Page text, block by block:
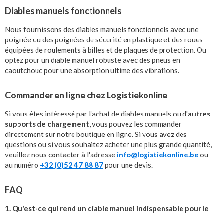
Diables manuels fonctionnels
Nous fournissons des diables manuels fonctionnels avec une
poignée ou des poignées de sécurité en plastique et des roues
équipées de roulements à billes et de plaques de protection. Ou
optez pour un diable manuel robuste avec des pneus en
caoutchouc pour une absorption ultime des vibrations.
Commander en ligne chez Logistiekonline
Si vous êtes intéressé par l'achat de diables manuels ou d'autres
supports de chargement , vous pouvez les commander
directement sur notre boutique en ligne. Si vous avez des
questions ou si vous souhaitez acheter une plus grande quantité,
veuillez nous contacter à l'adresse info@logistiekonline.be ou
au numéro +32 (0)52 47 88 87pour une devis.
FAQ
1. Qu'est-ce qui rend un diable manuel indispensable pour le